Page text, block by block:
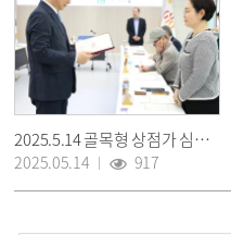
2025.5.14 골목형 상점가 심의위원회
2025.05.14
917